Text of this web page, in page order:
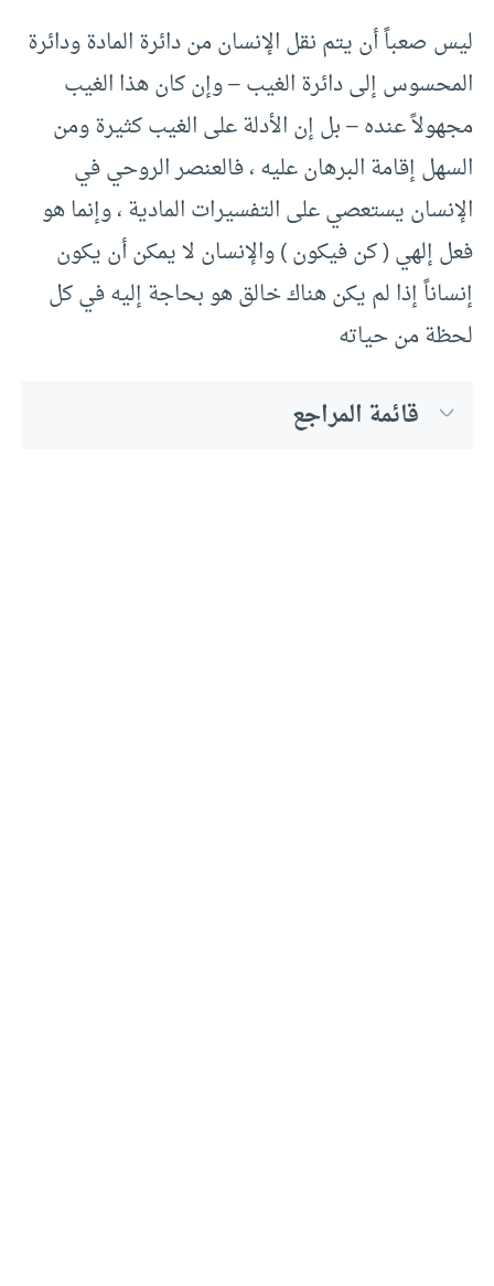
ليس صعباً أن يتم نقل الإنسان من دائرة المادة ودائرة
المحسوس إلى دائرة الغيب – وإن كان هذا الغيب
مجهولاً عنده – بل إن الأدلة على الغيب كثيرة ومن
السهل إقامة البرهان عليه ، فالعنصر الروحي في
الإنسان يستعصي على التفسيرات المادية ، وإنما هو
فعل إلهي ( كن فيكون ) والإنسان لا يمكن أن يكون
إنساناً إذا لم يكن هناك خالق هو بحاجة إليه في كل
لحظة من حياته
قائمة المراجع